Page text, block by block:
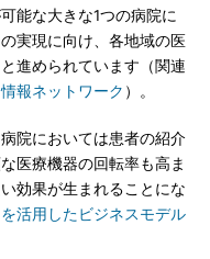
能な大きな1つの病院に
実現に向け、各地域の医
進められています（関連
報ネットワーク ）。
院においては患者の紹介
医療機器の回転率も高ま
効果が生まれることにな
を活用したビジネスモデル